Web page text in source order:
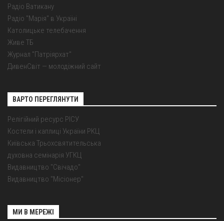
Радіо Ватикану
Радіо "Марія" в Україні
Католицьке телебачення
Живе ТБ
Журнал "Патріярхат"
ДивенСвіт — молодіжний сайт
ВАРТО ПЕРЕГЛЯНУТИ
Релігійний ресурс РІСУ
Костели і каплиці України РКЦ
Київська Трьохсвятительська
духовна семінарія УГКЦ
Видавництво "Свічадо"
Видавництво "Місіонер"
МИ В МЕРЕЖІ